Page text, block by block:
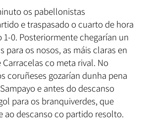
os pabellonistas
e traspasado o cuarto de hora
0. Posteriormente chegarían un
para os nosos, as máis claras en
co meta rival. No
coruñeses gozarían dunha pena
e antes do descanso
para os branquiverdes, que
ao descanso co partido resolto.